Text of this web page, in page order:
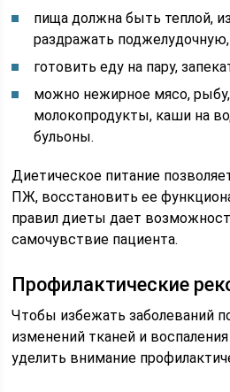
пища должна быть теплой,
раздражать поджелудочную,
готовить еду на пару,
можно нежирное мясо,
молокопродукты, каши на
бульоны.
Диетическое питание
ПЖ, восстановить ее
правил диеты дает
самочувствие пациента.
Профилактические
Чтобы избежать заболеваний
изменений тканей и
уделить внимание